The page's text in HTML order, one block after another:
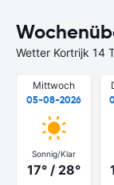
Wetter Kortrijk 14
Mittwoch
05-08-2026
Sonnig/Klar
17° / 28°